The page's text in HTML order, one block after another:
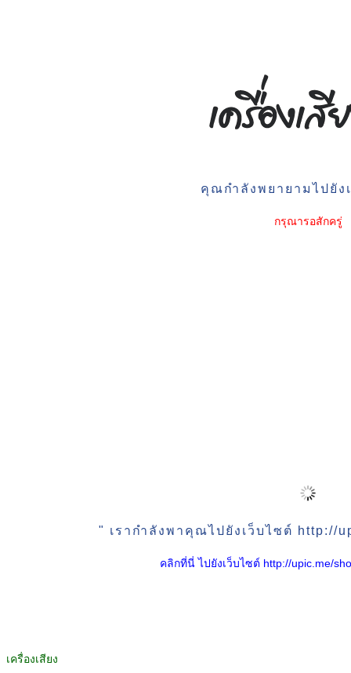
คุณกำลังพยายามไปยัง
กรุณารอสักครู่
" เรากำลังพาคุณไปยังเว็บไซต์ http://
คลิกที่นี่ ไปยังเว็บไซต์ http://upic.me/
เครื่องเสียง